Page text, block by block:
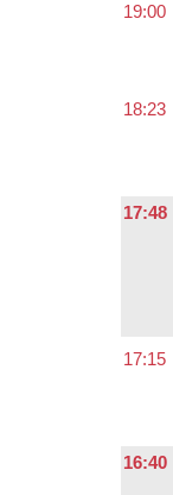
19:00
18:23
17:48
17:15
16:40